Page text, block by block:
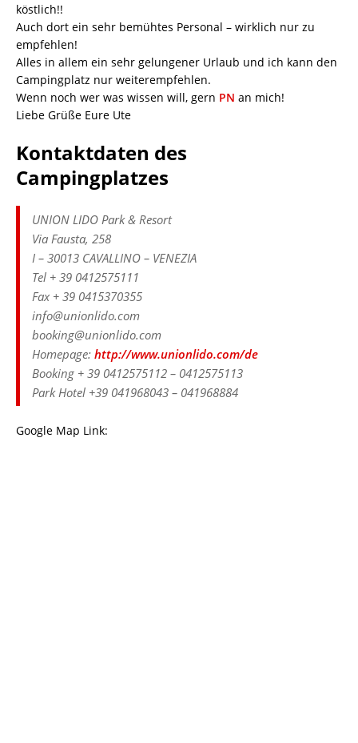
köstlich!!
Auch dort ein sehr bemühtes Personal – wirklich nur zu
empfehlen!
Alles in allem ein sehr gelungener Urlaub und ich kann den
Campingplatz nur weiterempfehlen.
Wenn noch wer was wissen will, gern PN an mich!
Liebe Grüße Eure Ute
Kontaktdaten des
Campingplatzes
UNION LIDO Park & Resort
Via Fausta, 258
I – 30013 CAVALLINO – VENEZIA
Tel + 39 0412575111
Fax + 39 0415370355
info@unionlido.com
booking@unionlido.com
Homepage: http://www.unionlido.com/de
Booking + 39 0412575112 – 0412575113
Park Hotel +39 041968043 – 041968884
Google Map Link: